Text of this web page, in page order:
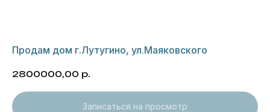
Продам дом г.Лутугино, ул.Маяковского
2800000,00 р.
Записаться на просмотр